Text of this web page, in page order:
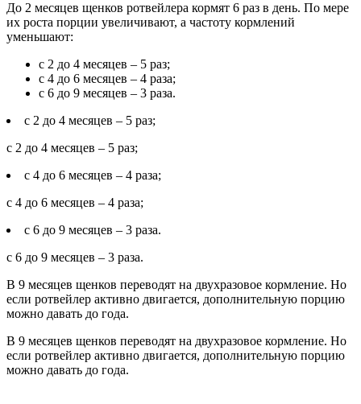
До 2 месяцев щенков ротвейлера кормят 6 раз в день. По мере
их роста порции увеличивают, а частоту кормлений
уменьшают:
с 2 до 4 месяцев – 5 раз;
с 4 до 6 месяцев – 4 раза;
с 6 до 9 месяцев – 3 раза.
с 2 до 4 месяцев – 5 раз;
с 2 до 4 месяцев – 5 раз;
с 4 до 6 месяцев – 4 раза;
с 4 до 6 месяцев – 4 раза;
с 6 до 9 месяцев – 3 раза.
с 6 до 9 месяцев – 3 раза.
В 9 месяцев щенков переводят на двухразовое кормление. Но
если ротвейлер активно двигается, дополнительную порцию
можно давать до года.
В 9 месяцев щенков переводят на двухразовое кормление. Но
если ротвейлер активно двигается, дополнительную порцию
можно давать до года.